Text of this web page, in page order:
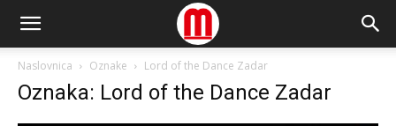
Naslovnica Oznake Lord of the Dance Zadar
Oznaka: Lord of the Dance Zadar